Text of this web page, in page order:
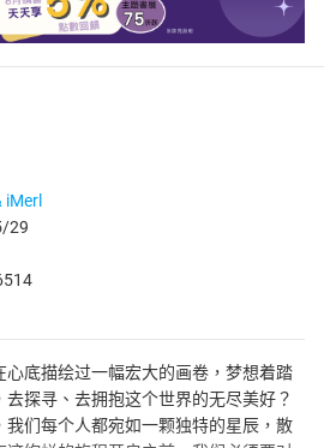
iMerl
29
心底描绘过一幅宏大的画卷，梦想着踏
去探寻、去拥抱这个世界的无尽美好？
们每个人都宛如一颗独特的星辰，散